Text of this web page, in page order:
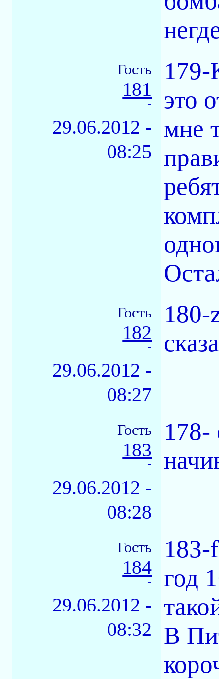
Гость
181
-
29.06.2012 -
08:25
179-
это
мне
Гость
182
-
29.06.2012 -
08:27
180-
Гость
183
-
29.06.2012 -
08:28
178-
Гость
184
-
29.06.2012 -
08:32
183-
год
В